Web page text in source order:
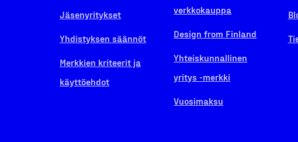
Jäsenyritykset
Yhdistyksen säännöt
Merkkien kriteerit ja
käyttöehdot
verkkokauppa
Design from Finland
Yhteiskunnallinen
yritys -merkki
Vuosimaksu